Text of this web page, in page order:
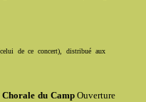
de ce concert), distribué aux
du CampOuverture